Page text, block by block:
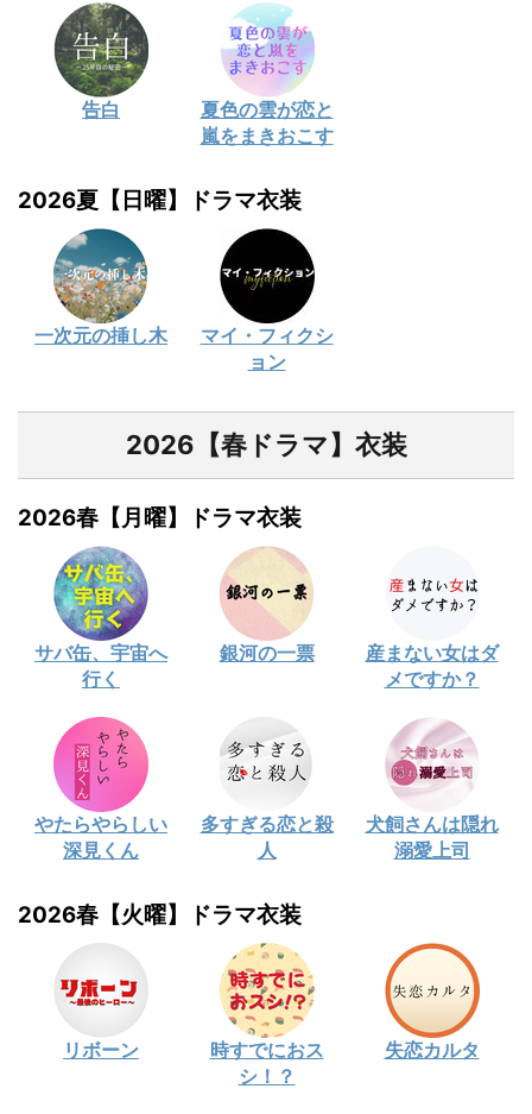
告白
夏色の雲が恋と
嵐をまきおこす
2026夏【日曜】ドラマ衣装
一次元の挿し木
マイ・フィクシ
ョン
2026【春ドラマ】衣装
2026春【月曜】ドラマ衣装
サバ缶、宇宙へ
行く
銀河の一票
産まない女はダ
メですか？
やたらやらしい
深見くん
多すぎる恋と殺
人
犬飼さんは隠れ
溺愛上司
2026春【火曜】ドラマ衣装
リボーン
時すでにおス
シ！？
失恋カルタ